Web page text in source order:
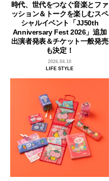
時代、世代をつなぐ音楽とファ
ッション＆トークを楽しむスペ
シャルイベント「JJ50th
Anniversary Fest 2026」追加
出演者発表＆チケット一般発売
も決定！
2026.04.10
LIFE STYLE